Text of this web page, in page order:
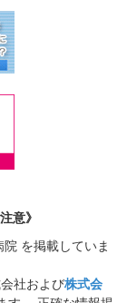
意》
を掲載していま
社および株式会